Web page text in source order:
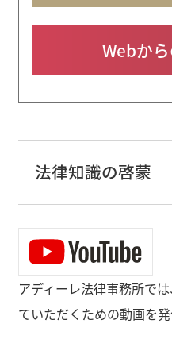
Webか
法律知識の啓蒙
アディーレ法律事務所で
ていただくための動画を発